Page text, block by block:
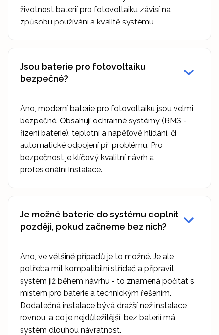
životnost baterií pro fotovoltaiku závisí na
způsobu používání a kvalitě systému.
Jsou baterie pro fotovoltaiku
bezpečné?
Ano, moderní baterie pro fotovoltaiku jsou velmi
bezpečné. Obsahují ochranné systémy (BMS -
řízení baterie), teplotní a napěťově hlídání, či
automatické odpojení při problému. Pro
bezpečnost je klíčový kvalitní návrh a
profesionální instalace.
Je možné baterie do systému doplnit
později, pokud začneme bez nich?
Ano, ve většině případů je to možné. Je ale
potřeba mít kompatibilní střídač a připravit
systém již během návrhu - to znamená počítat s
místem pro baterie a technickým řešením.
Dodatečná instalace bývá dražší než instalace
rovnou, a co je nejdůležitější, bez baterií má
systém dlouhou návratnost.